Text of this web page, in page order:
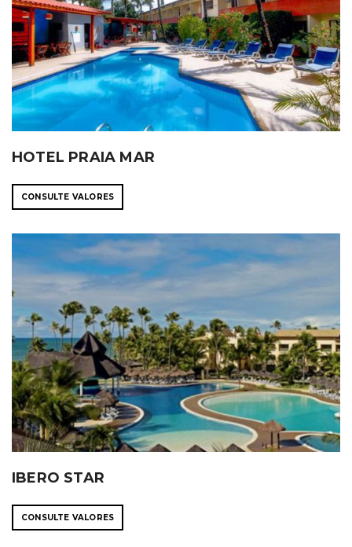
HOTEL PRAIA MAR
CONSULTE VALORES
IBERO STAR
CONSULTE VALORES